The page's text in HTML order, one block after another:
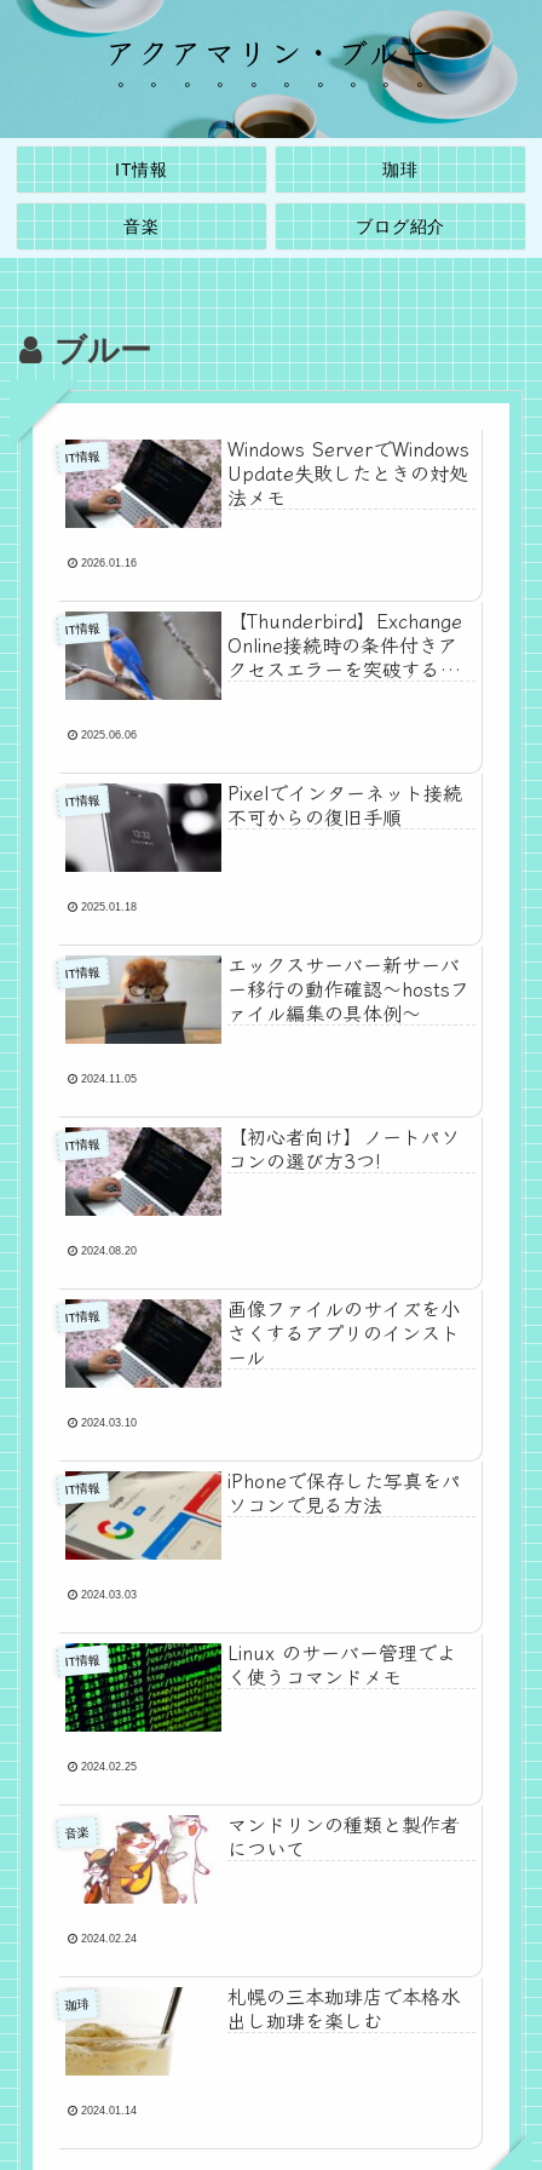
アクアマリン・ブルー
IT情報 珈琲
音楽 ブログ紹介
ブルー
IT情報
Windows ServerでWindows
Update失敗したときの対処
法メモ
2026.01.16
IT情報
【Thunderbird】Exchange
Online接続時の条件付きア
クセスエラーを突破する方
2025.06.06
IT情報
Pixelでインターネット接続
不可からの復旧手順
2025.01.18
IT情報
エックスサーバー新サーバ
ー移行の動作確認～hostsフ
ァイル編集の具体例～
2024.11.05
IT情報
【初心者向け】ノートパソ
コンの選び方3つ!
2024.08.20
IT情報
画像ファイルのサイズを小
さくするアプリのインスト
ール
2024.03.10
IT情報
iPhoneで保存した写真をパ
ソコンで見る方法
2024.03.03
IT情報
Linux のサーバー管理でよ
く使うコマンドメモ
2024.02.25
音楽
マンドリンの種類と製作者
について
2024.02.24
珈琲
札幌の三本珈琲店で本格水
出し珈琲を楽しむ
2024.01.14